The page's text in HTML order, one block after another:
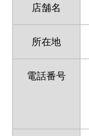
店舗名
所在地
電話番号